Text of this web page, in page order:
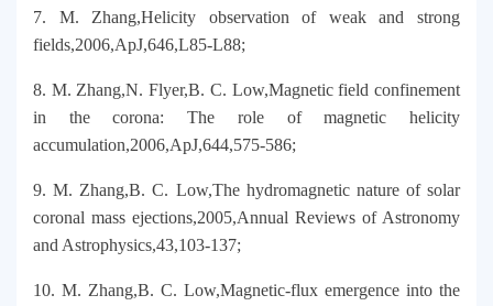
7. M. Zhang,Helicity observation of weak and strong
fields,2006,ApJ,646,L85-L88;
8. M. Zhang,N. Flyer,B. C. Low,Magnetic field confinement
in the corona: The role of magnetic helicity
accumulation,2006,ApJ,644,575-586;
9. M. Zhang,B. C. Low,The hydromagnetic nature of solar
coronal mass ejections,2005,Annual Reviews of Astronomy
and Astrophysics,43,103-137;
10. M. Zhang,B. C. Low,Magnetic-flux emergence into the